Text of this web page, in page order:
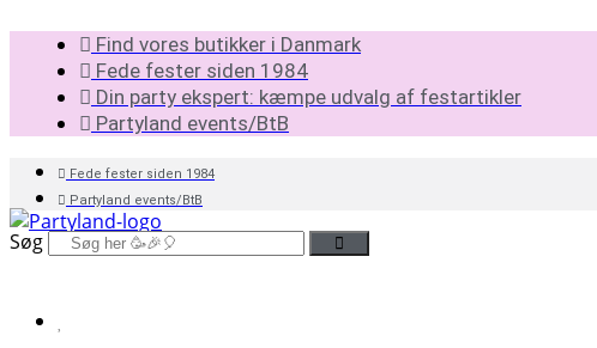
indhold
Find vores butikker i Danmark
Fede fester siden 1984
Din party ekspert: kæmpe udvalg af festartikler
Partyland events/BtB
Fede fester siden 1984
Partyland events/BtB
Søg